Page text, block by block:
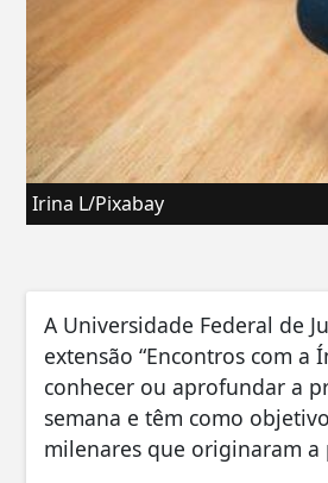
Irina L/Pixabay
A Universidade Federal de
extensão “Encontros com a
conhecer ou aprofundar a
semana e têm como
milenares que originaram